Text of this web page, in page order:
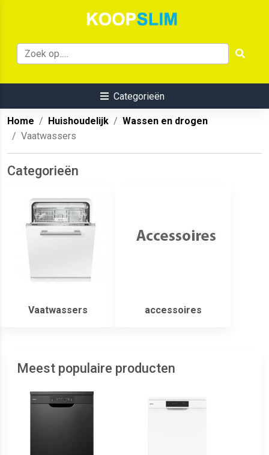
Categorieën
Home Huishoudelijk
Wassen en drogen
Vaatwassers
Categorieën
Vaatwassers accessoires
Meest populaire producten